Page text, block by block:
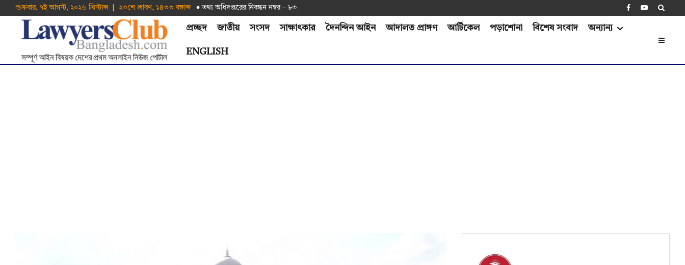
শুক্রবার, ৭ই আগস্ট, ২০২৬ খ্রিস্টাব্দ ❙ ২৩শে শ্রাবণ, ১৪৩৩ বঙ্গাব্দ ♦ তথ‌্য অ‌ধিদপ্ত‌রের নিবন্ধন নম্বর – ৮৩
প্রচ্ছদ জাতীয় সংসদ সাক্ষাৎকার দৈনন্দিন আইন আদালত প্রাঙ্গণ আর্টিকেল পড়াশোনা বিশেষ সংবাদ অন্যান্য
ENGLISH